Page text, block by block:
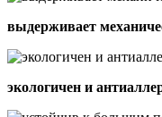
выдерживает
экологичен и